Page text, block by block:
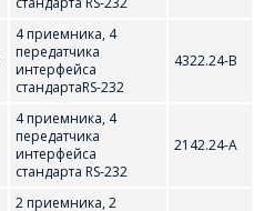
4 приемника, 4
передатчика
интерфейса
стандартаRS-232
4322.24-В
4 приемника, 4
передатчика
интерфейса
стандарта RS-232
2142.24-А
2 приемника, 2